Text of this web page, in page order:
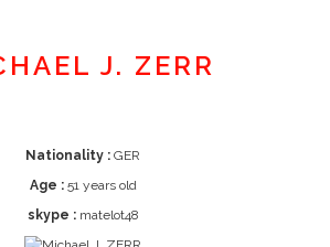
J. ZERR
Nationality : GER
Age :51 years old
skype :matelot48